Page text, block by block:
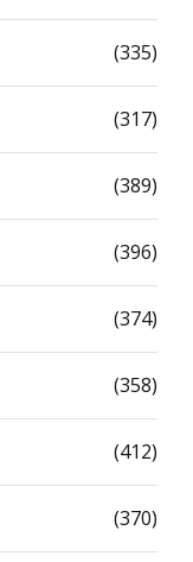
(335)
(317)
(389)
(396)
(374)
(358)
(412)
(370)